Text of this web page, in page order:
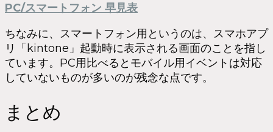
PC/スマートフォン 早見表
ちなみに、スマートフォン用というのは、スマホアプ
リ「kintone」起動時に表示される画面のことを指し
ています。PC用比べるとモバイル用イベントは対応
していないものが多いのが残念な点です。
まとめ